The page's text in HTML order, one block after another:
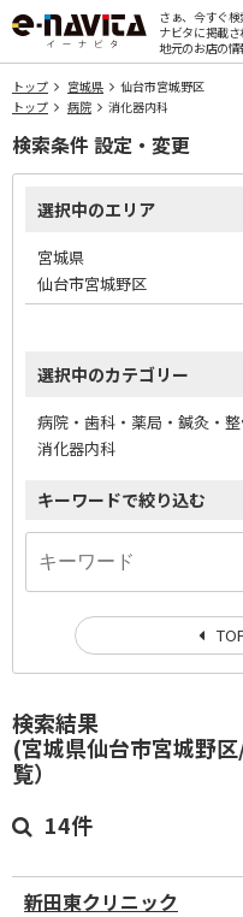
さぁ、今すぐ検
ナビタに掲載
地元のお店の情
トップ 宮城県
仙台市宮城野区
トップ
病院 消化器内科
検索結果
(宮城県仙台市宮城野
覧）
14件
新田東クリニック
検索条件 設定・変更
選択中のエリア
宮城県
仙台市宮城野区
選択中のカテゴリー
病院・歯科・薬局・鍼灸・
消化器内科
キーワードで絞り込む